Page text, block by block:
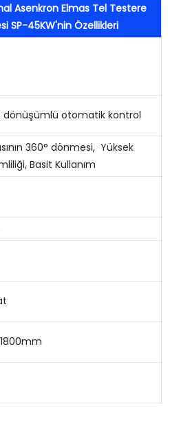
Asenkron Elmas Tel Testere
SP-45KW'nin Özellikleri
dönüşümlü otomatik kontrol
360° dönmesi, Yüksek
Basit Kullanım